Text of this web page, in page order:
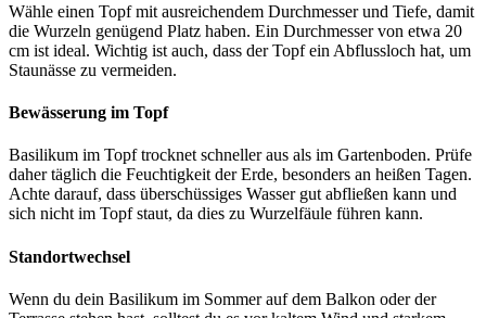
Wähle einen Topf mit ausreichendem Durchmesser und Tiefe, damit
die Wurzeln genügend Platz haben. Ein Durchmesser von etwa 20
cm ist ideal. Wichtig ist auch, dass der Topf ein Abflussloch hat, um
Staunässe zu vermeiden.
Bewässerung im Topf
Basilikum im Topf trocknet schneller aus als im Gartenboden. Prüfe
daher täglich die Feuchtigkeit der Erde, besonders an heißen Tagen.
Achte darauf, dass überschüssiges Wasser gut abfließen kann und
sich nicht im Topf staut, da dies zu Wurzelfäule führen kann.
Standortwechsel
Wenn du dein Basilikum im Sommer auf dem Balkon oder der